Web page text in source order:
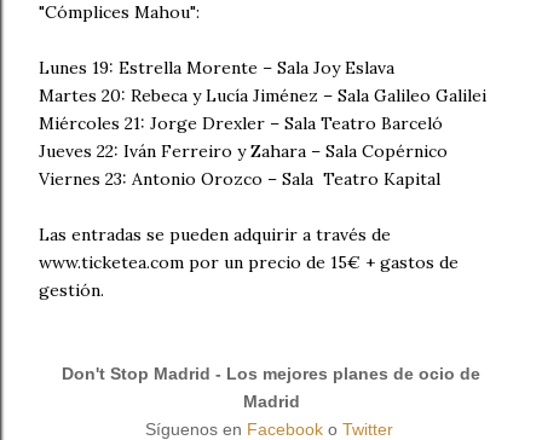
"Cómplices Mahou":
Lunes 19: Estrella Morente – Sala Joy Eslava
Martes 20: Rebeca y Lucía Jiménez – Sala Galileo Galilei
Miércoles 21: Jorge Drexler – Sala Teatro Barceló
Jueves 22: Iván Ferreiro y Zahara – Sala Copérnico
Viernes 23: Antonio Orozco – Sala Teatro Kapital
Las entradas se pueden adquirir a través de
www.ticketea.com por un precio de 15€ + gastos de
gestión.
Don't Stop Madrid - Los mejores planes de ocio de
Madrid
Síguenos en Facebooko Twitter